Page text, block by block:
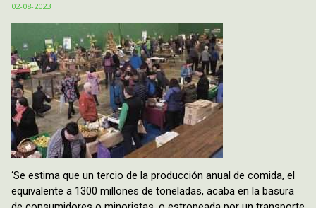
02-08-2023
‘Se estima que un tercio de la producción anual de comida, el
equivalente a 1300 millones de toneladas, acaba en la basura